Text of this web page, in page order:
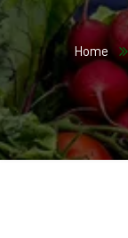
Home